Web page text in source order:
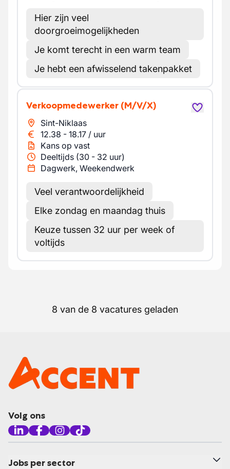
Hier zijn veel
doorgroeimogelijkheden
Je komt terecht in een warm team
Je hebt een afwisselend takenpakket
Verkoopmedewerker (M/V/X)
Sint-Niklaas
12.38 - 18.17 / uur
Kans op vast
Deeltijds (30 - 32 uur)
Dagwerk, Weekendwerk
Veel verantwoordelijkheid
Elke zondag en maandag thuis
Keuze tussen 32 uur per week of
voltijds
8 van de 8 vacatures geladen
Volg ons
Jobs per sector